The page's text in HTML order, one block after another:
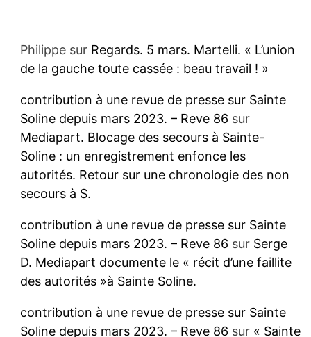
Philippesur Regards. 5 mars. Martelli. « L’union
de la gauche toute cassée : beau travail ! »
contribution à une revue de presse sur Sainte
Soline depuis mars 2023. – Reve 86 sur
Mediapart. Blocage des secours à Sainte-
Soline : un enregistrement enfonce les
autorités. Retour sur une chronologie des non
secours à S.
contribution à une revue de presse sur Sainte
Soline depuis mars 2023. – Reve 86 sur Serge
D. Mediapart documente le « récit d’une faillite
des autorités »à Sainte Soline.
contribution à une revue de presse sur Sainte
Soline depuis mars 2023. – Reve 86 sur « Sainte